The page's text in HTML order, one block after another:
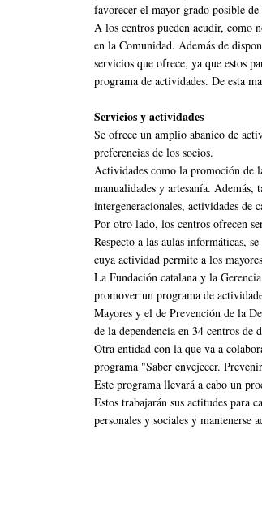
favorecer el mayor grado posible
A los centros pueden acudir, como
en la Comunidad. Además de
servicios que ofrece, ya que estos
programa de actividades. De esta
Servicios y actividades
Se ofrece un amplio abanico de
preferencias de los socios.
Actividades como la promoción de
manualidades y artesanía. Además,
intergeneracionales, actividades de
Por otro lado, los centros ofrecen
Respecto a las aulas informáticas,
cuya actividad permite a los
La Fundación catalana y la
promover un programa de
Mayores y el de Prevención de la
de la dependencia en 34 centros de
Otra entidad con la que va a
programa "Saber envejecer.
Este programa llevará a cabo un
Estos trabajarán sus actitudes para
personales y sociales y mantenerse